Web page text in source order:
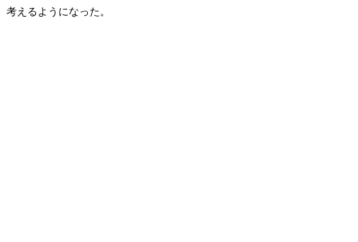
考えるようになった。